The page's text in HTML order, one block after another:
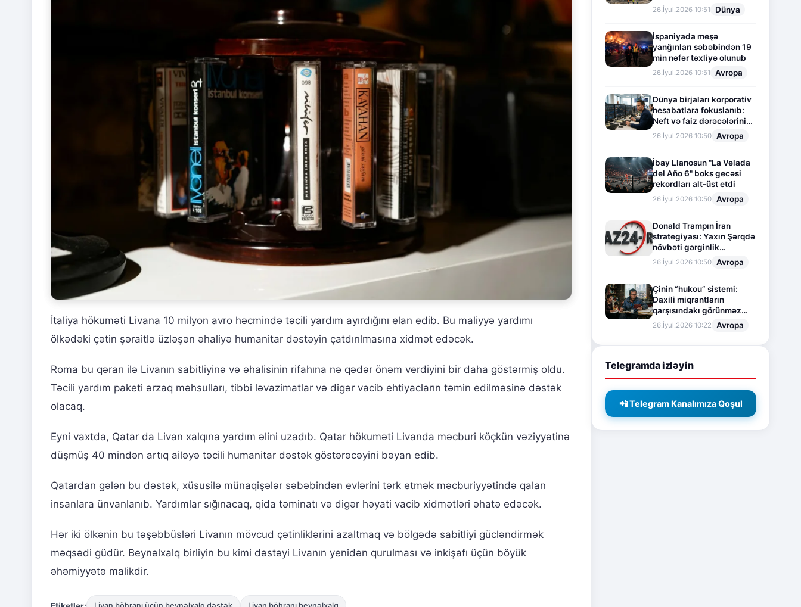
İtaliya hökuməti Livana 10 milyon avro həcmində təcili yardım ayırdığını elan edib. Bu maliyyə yardımı
ölkədəki çətin şəraitlə üzləşən əhaliyə humanitar dəstəyin çatdırılmasına xidmət edəcək.
Roma bu qərarı ilə Livanın sabitliyinə və əhalisinin rifahına nə qədər önəm verdiyini bir daha göstərmiş oldu.
Təcili yardım paketi ərzaq məhsulları, tibbi ləvazimatlar və digər vacib ehtiyacların təmin edilməsinə dəstək
olacaq.
Eyni vaxtda, Qatar da Livan xalqına yardım əlini uzadıb. Qatar hökuməti Livanda məcburi köçkün vəziyyətinə
düşmüş 40 mindən artıq ailəyə təcili humanitar dəstək göstərəcəyini bəyan edib.
Qatardan gələn bu dəstək, xüsusilə münaqişələr səbəbindən evlərini tərk etmək məcburiyyətində qalan
insanlara ünvanlanıb. Yardımlar sığınacaq, qida təminatı və digər həyati vacib xidmətləri əhatə edəcək.
Hər iki ölkənin bu təşəbbüsləri Livanın mövcud çətinliklərini azaltmaq və bölgədə sabitliyi gücləndirmək
məqsədi güdür. Beynəlxalq birliyin bu kimi dəstəyi Livanın yenidən qurulması və inkişafı üçün böyük
əhəmiyyətə malikdir.
26.İyul.2026 10:51 Dünya
İspaniyada meşə
yanğınları səbəbindən 19
min nəfər təxliyə olunub
26.İyul.2026 10:51 Avropa
Dünya birjaları korporativ
hesabatlara fokuslanıb:
Neft və faiz dərəcələrinin
təsiri altında cari vəziyyət
26.İyul.2026 10:50 Avropa
İbay Llanosun "La Velada
del Año 6" boks gecəsi
rekordları alt-üst etdi
26.İyul.2026 10:50 Avropa
Donald Trampın İran
strategiyası: Yaxın Şərqdə
növbəti gərginlik
mərhələsi
26.İyul.2026 10:50 Avropa
Çinin “hukou” sistemi:
Daxili miqrantların
qarşısındakı görünməz
sədd
26.İyul.2026 10:22 Avropa
Telegramda izləyin
📲 Telegram Kanalımıza Qoşul